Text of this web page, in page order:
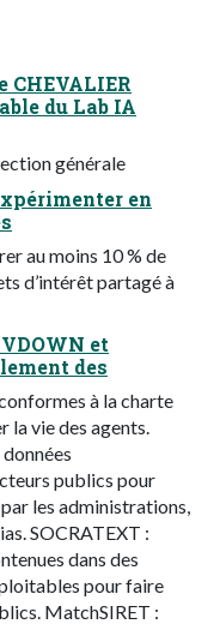
du Lab IA
générale
en
au moins 10 % de
d’intérêt partagé à
et
des
à la charte
la vie des agents.
publics pour
les administrations,
SOCRATEXT :
dans des
pour faire
MatchSIRET :